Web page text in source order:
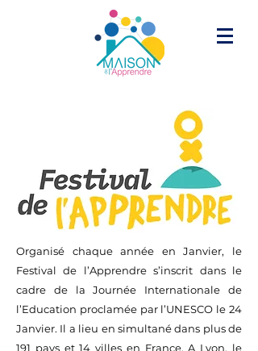
Organisé chaque année en Janvier, le
Festival de l’Apprendre s’inscrit dans le
cadre de la Journée Internationale de
l’Education proclamée par l’UNESCO le 24
Janvier. Il a lieu en simultané dans plus de
191 pays et 14 villes en France. A Lyon, le